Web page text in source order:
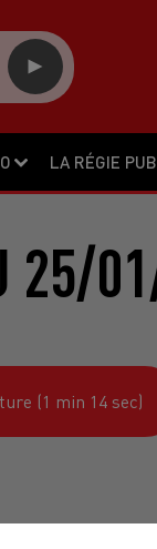
LA RÉGIE PUB
25/
(1 min 14 sec)